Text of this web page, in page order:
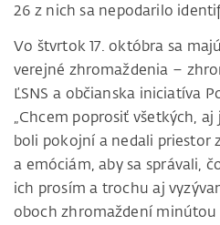
26 z nich sa nepodarilo
Vo štvrtok 17. októbra sa
verejné zhromaždenia –
ĽSNS a občianska iniciatíva
„Chcem poprosiť všetkých,
boli pokojní a nedali priestor
a emóciám, aby sa správali,
ich prosím a trochu aj
oboch zhromaždení